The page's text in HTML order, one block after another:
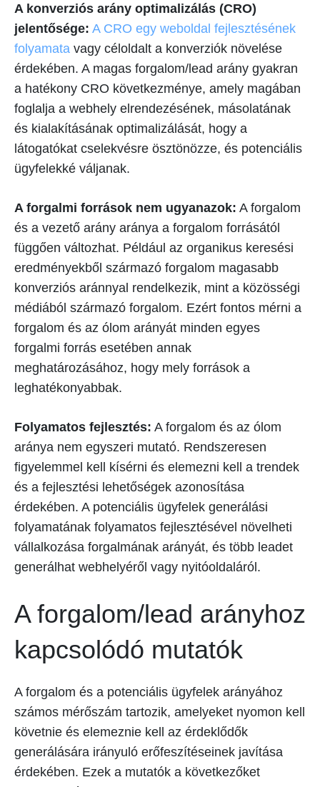
A konverziós arány optimalizálás (CRO)
jelentősége: A CRO egy weboldal fejlesztésének
folyamata vagy céloldalt a konverziók növelése
érdekében. A magas forgalom/lead arány gyakran
a hatékony CRO következménye, amely magában
foglalja a webhely elrendezésének, másolatának
és kialakításának optimalizálását, hogy a
látogatókat cselekvésre ösztönözze, és potenciális
ügyfelekké váljanak.
A forgalmi források nem ugyanazok: A forgalom
és a vezető arány aránya a forgalom forrásától
függően változhat. Például az organikus keresési
eredményekből származó forgalom magasabb
konverziós aránnyal rendelkezik, mint a közösségi
médiából származó forgalom. Ezért fontos mérni a
forgalom és az ólom arányát minden egyes
forgalmi forrás esetében annak
meghatározásához, hogy mely források a
leghatékonyabbak.
Folyamatos fejlesztés: A forgalom és az ólom
aránya nem egyszeri mutató. Rendszeresen
figyelemmel kell kísérni és elemezni kell a trendek
és a fejlesztési lehetőségek azonosítása
érdekében. A potenciális ügyfelek generálási
folyamatának folyamatos fejlesztésével növelheti
vállalkozása forgalmának arányát, és több leadet
generálhat webhelyéről vagy nyitóoldaláról.
A forgalom/lead arányhoz
kapcsolódó mutatók
A forgalom és a potenciális ügyfelek arányához
számos mérőszám tartozik, amelyeket nyomon kell
követnie és elemeznie kell az érdeklődők
generálására irányuló erőfeszítéseinek javítása
érdekében. Ezek a mutatók a következőket